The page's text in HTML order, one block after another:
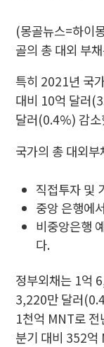
(몽골뉴스=하이
골의 총 대외 부
특히 2021년 국
대비 10억 달러
달러(0.4%) 감소
국가의 총 대외
직접투자 및
중앙 은행에
비중앙은행
다.
정부외채는 1억
3,220만 달러
1천억 MNT로
분기 대비 352